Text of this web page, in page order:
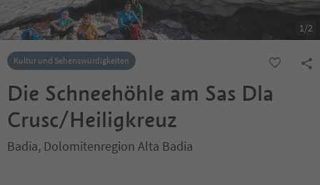
1/2
Kultur und Sehenswürdigkeiten
Die Schneehöhle am Sas Dla
Crusc/Heiligkreuz
Badia, Dolomitenregion Alta Badia